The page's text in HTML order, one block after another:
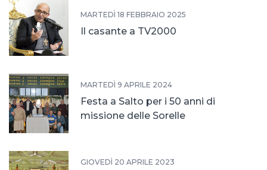
MARTEDÌ 18 FEBBRAIO 2025
Il casante a TV2000
MARTEDÌ 9 APRILE 2024
Festa a Salto per i 50 anni di
missione delle Sorelle
GIOVEDÌ 20 APRILE 2023